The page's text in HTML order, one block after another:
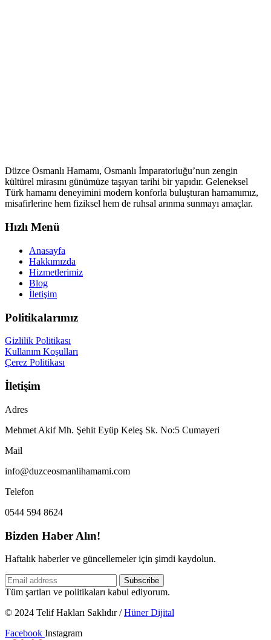
Düzce Osmanlı Hamamı, Osmanlı İmparatorluğu’nun zengin
kültürel mirasını günümüze taşıyan tarihi bir yapıdır. Geleneksel
Türk hamamı deneyimini modern konforla buluşturan hamamımız,
misafirlerine hem fiziksel hem de ruhsal arınma sunmayı amaçlar.
Hızlı Menü
Anasayfa
Hakkımızda
Hizmetlerimiz
Blog
İletişim
Politikalarımız
Gizlilik Politikası
Kullanım Koşulları
Çerez Politikası
İletişim
Adres
Mehmet Akif Mh. Şehit Eyüp Keleş Sk. No:5 Cumayeri
Mail
info@duzceosmanlihamami.com
Telefon
0544 594 8624
Bizden Haber Alın!
Haftalık haberler ve güncellemeler için şimdi kaydolun.
Tüm şartları ve politikaları kabul ediyorum.
© 2024 Telif Hakları Saklıdır /Hüner Dijital
Facebook Instagram